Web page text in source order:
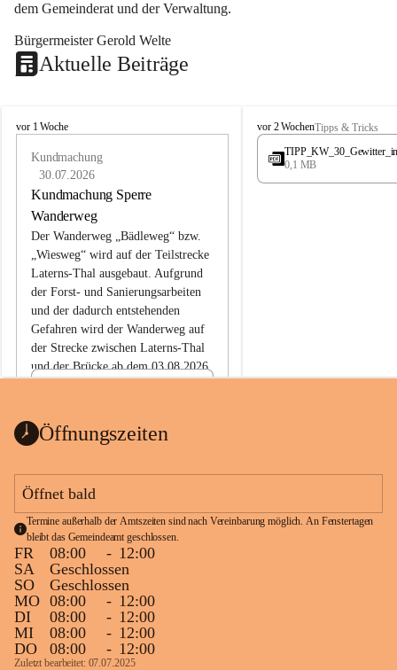
dem Gemeinderat und der Verwaltung.
Bürgermeister Gerold Welte
Aktuelle Beiträge
L
vor 1 Woche
Kundmachung
30.07.2026
Kundmachung Sperre
Wanderweg
Der Wanderweg „Bädleweg“ bzw.
„Wiesweg“ wird auf der Teilstrecke
Laterns-Thal ausgebaut. Aufgrund
der Forst- und Sanierungsarbeiten
und der dadurch entstehenden
Gefahren wird der Wanderweg auf
der Strecke zwischen Laterns-Thal
und der Brücke ab dem 03.08.2026
ht
1 Seite•0,1 MB
L
a
e
vor 2 WochenTipps & Tricks
0,1 MB
Öffnungszeiten
Öffnet bald
Termine außerhalb der Amtszeiten sind nach Vereinbarung möglich. An Fenstertagen
bleibt das Gemeindeamt geschlossen.
FR 08:00 - 12:00
SA
Geschlossen
SO
Geschlossen
MO 08:00 - 12:00
DI
08:00 - 12:00
MI
08:00 - 12:00
DO
08:00 - 12:00
Zuletzt bearbeitet: 07.07.2025